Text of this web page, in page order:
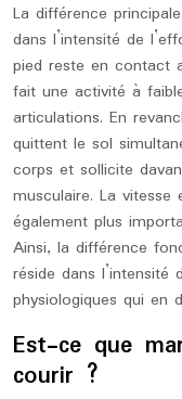
La différence
dans l’intensité de
pied reste en contact
fait une activité à
articulations. En
quittent le sol
corps et sollicite
musculaire. La
également plus
Ainsi, la différence
réside dans
physiologiques qui en
Est-ce que
courir ?